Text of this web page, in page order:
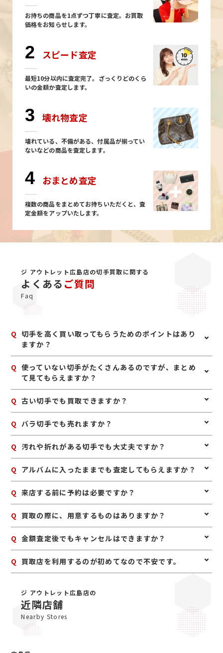
お持ちの商品を1点ずつ丁寧に査定。お買取
価格をお知らせします。
2 スピード査定
最短10分以内に査定完了。ざっくりどのくら
いの金額か査定します。
3 壊れ物査定
壊れている、不備がある、付属品が揃ってい
ないなどの商品を査定します。
4 おまとめ査定
複数の商品をまとめてお持ちいただくと、査
定金額をアップいたします。
ジ アウトレット広島店の切手買取に関する
よくある ご質問
Faq
Q 切手を高く買い取ってもらうためのポイントはあり
ますか？
A 切手は、できるだけきれいな状態で保管されていること
が大切です。シートのまま残っているものは評価しやす
い場合があり、バラ切手もまとめてお持ちいただくこと
無理に外さず、そのままお持ち込みいただくのがおすす
めです。
Q 使っていない切手がたくさんあるのですが、まとめ
て見てもらえますか？
A はい、まとめて査定可能です。シート切手はもちろん、
Q 古い切手でも買取できますか？
A はい、古い切手でも査定できる場合があります。普通切
Q バラ切手でも売れますか？
A はい、バラ切手も買取対象です。シートのほうが評価し
Q 汚れや折れがある切手でも大丈夫ですか？
A 状態によっては査定額に影響しますが、まずは拝見いた
Q アルバムに入ったままでも査定してもらえますか？
A はい、そのままで問題ありません。無理に整理したり取
Q 来店する前に予約は必要ですか？
A 予約は必要ありませんのでいつでもお越しいただけます
すとスムーズにご案内できます。
Q 買取の際に、用意するものはありますか？
A はい。身分証明書(運転免許証、マイナンバーカード、
Q 金額査定後でもキャンセルはできますか？
A お値段にご満足いただけない場合は、もちろんキャンセ
Q 買取店を利用するのが初めてなので不安です。
がとうございます。ジュエルカフェは女性スタッフが中
心で、丁寧な接客・明るいお店・手数料完全無料の手軽
さで多くのお客様にご利用いただいています。ぜひ安心
してお越しくださいませ。
ジ アウトレット広島店の
近隣店舗
Nearby Stores